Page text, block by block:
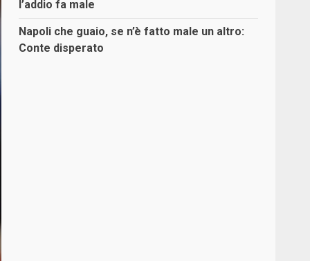
l’addio fa male
Napoli che guaio, se n’è fatto male un altro:
Conte disperato